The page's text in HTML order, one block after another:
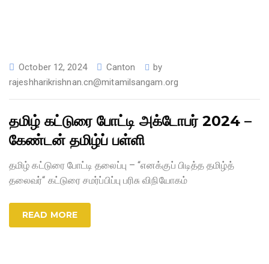
October 12, 2024 Canton
by
rajeshharikrishnan.cn@mitamilsangam.org
தமிழ் கட்டுரை போட்டி அக்டோபர் 2024 –
கேண்டன் தமிழ்ப் பள்ளி
தமிழ் கட்டுரை போட்டி தலைப்பு – “எனக்குப் பிடித்த தமிழ்த்
தலைவர்“ கட்டுரை சமர்ப்பிப்பு பரிசு விநியோகம்
READ MORE